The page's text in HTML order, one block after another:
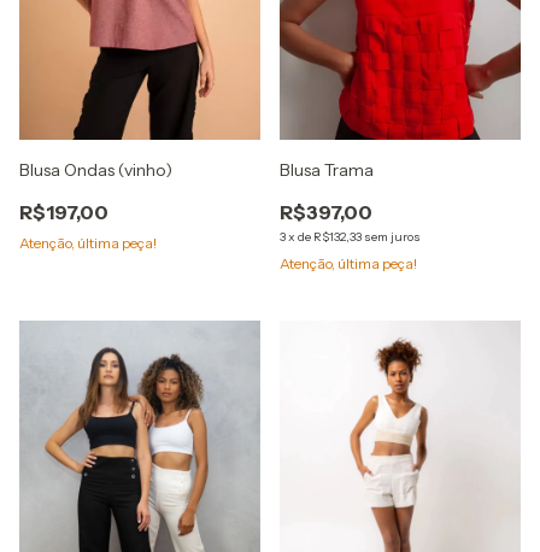
Blusa Ondas (vinho)
R$197,00
Atenção, última peça!
Blusa Trama
R$397,00
3x de R$132,33 sem juros
Atenção, última peça!